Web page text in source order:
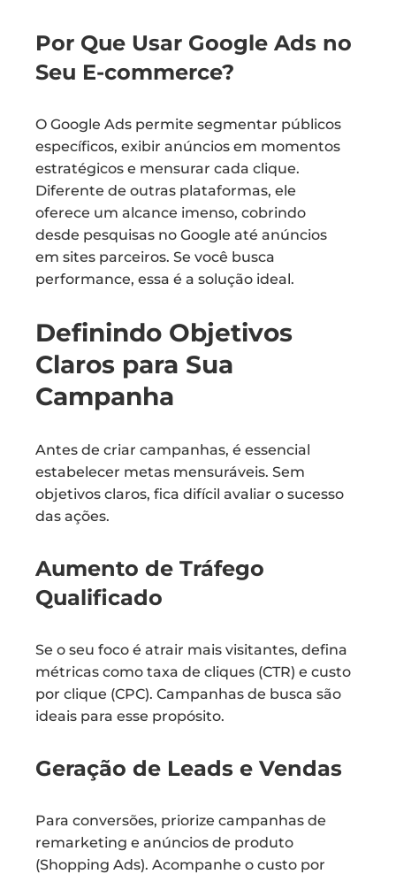
Por Que Usar Google Ads no
Seu E-commerce?
O Google Ads permite segmentar públicos
específicos, exibir anúncios em momentos
estratégicos e mensurar cada clique.
Diferente de outras plataformas, ele
oferece um alcance imenso, cobrindo
desde pesquisas no Google até anúncios
em sites parceiros. Se você busca
performance, essa é a solução ideal.
Definindo Objetivos
Claros para Sua
Campanha
Antes de criar campanhas, é essencial
estabelecer metas mensuráveis. Sem
objetivos claros, fica difícil avaliar o sucesso
das ações.
Aumento de Tráfego
Qualificado
Se o seu foco é atrair mais visitantes, defina
métricas como taxa de cliques (CTR) e custo
por clique (CPC). Campanhas de busca são
ideais para esse propósito.
Geração de Leads e Vendas
Para conversões, priorize campanhas de
remarketing e anúncios de produto
(Shopping Ads). Acompanhe o custo por